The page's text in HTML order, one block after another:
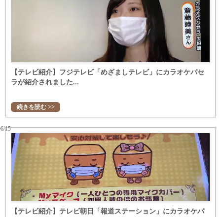
【テレビ紹介】フジテレビ「めざましテレビ」にカラオケパセ
ラが紹介されました...
続きを読む >>
【テレビ紹介】テレビ朝日「報道ステーション」にカラオケパ
15